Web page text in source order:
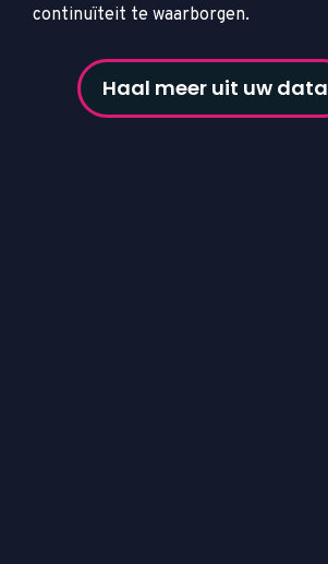
continuïteit te waarborgen.
Haal meer uit uw data